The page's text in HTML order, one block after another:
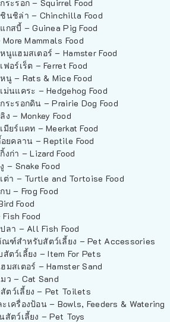
ระรอก – Squirrel Food
นชิล่า – Chinchilla Food
กสบี้ – Guinea Pig Food
Mammals Food
นูแฮมสเตอร์ – Hamster Food
ฟอร์เร็ต – Ferret Food
นู – Rats & Mice Food
ม่นแคระ – Hedgehog Food
ระรอกดิน – Prairie Dog Food
ง – Monkey Food
มียร์แคท – Meerkat Food
ยคลาน – Reptile Food
งก่า – Lizard Food
– Snake Food
ต่า – Turtle and Tortoise Food
บ – Frog Food
Food
Food
ลา – All Fish Food
ฑ์สำหรับสัตว์เลี้ยง – Pet Accessories
ตว์เลี้ยง – Item For Pets
มสเตอร์ – Hamster Sand
ว – Cat Sand
ตว์เลี้ยง – Pet Toilets
เครื่องป้อน – Bowls, Feeders & Watering
สัตว์เลี้ยง – Pet Toys